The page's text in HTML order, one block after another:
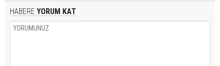
HABERE YORUM KAT